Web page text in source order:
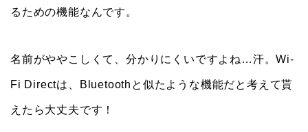
るための機能なんです。
名前がややこしくて、分かりにくいですよね…汗。Wi-
Fi Directは、Bluetoothと似たような機能だと考えて貰
えたら大丈夫です！